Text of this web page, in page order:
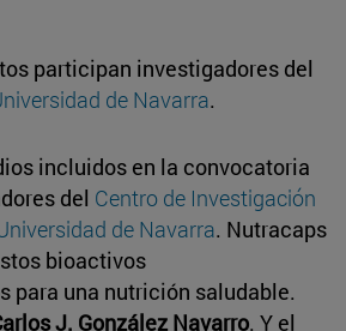
participan investigadores del
de Navarra.
incluidos en la convocatoria
del Centro de Investigación
de Navarra. Nutracaps
bioactivos
para una nutrición saludable.
J. González Navarro. Y el